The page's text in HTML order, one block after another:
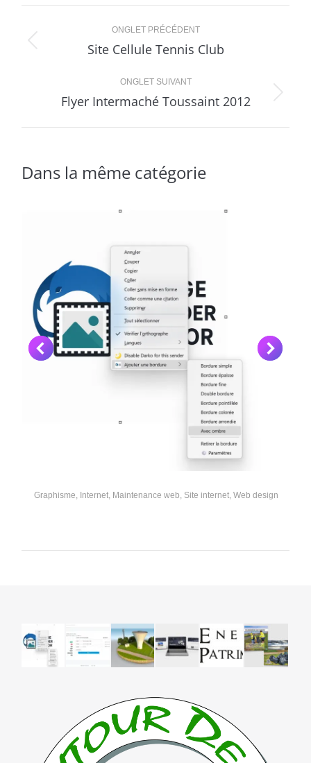
Navigation
de
commentaire
ONGLET PRÉCÉDENT
Onglet
Site Cellule Tennis Club
ONGLET SUIVANT
Projets
Flyer Intermaché Toussaint 2012
Dans la même catégorie
Graphisme, Internet, Maintenance web, Site internet, Web design